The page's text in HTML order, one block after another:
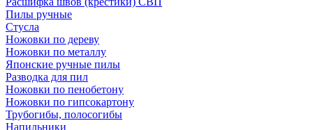
Пилы ручные
Стусла
Ножовки по дереву
Ножовки по металлу
Японские ручные пилы
Разводка для пил
Ножовки по пенобетону
Ножовки по гипсокартону
Трубогибы, полосогибы
Напильники